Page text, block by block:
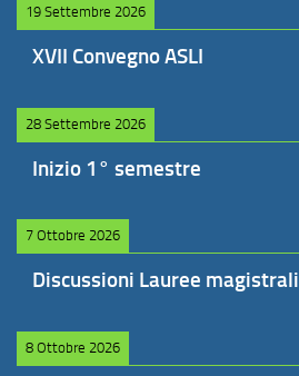
19 Settembre 2026
XVII Convegno ASLI
28 Settembre 2026
Inizio 1° semestre
7 Ottobre 2026
Discussioni Lauree magistrali
8 Ottobre 2026